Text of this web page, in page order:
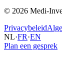
© 2026 Medi-
Privacybeleid
NL·FR·EN
Plan een gesprek